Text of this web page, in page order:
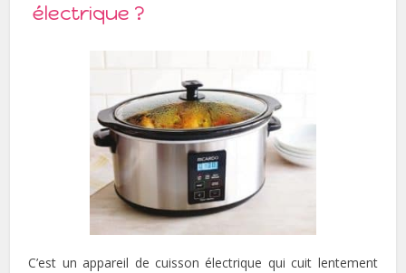
électrique ?
C’est un appareil de cuisson électrique qui cuit lentement